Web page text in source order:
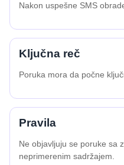
Nakon uspešne SMS
Ključna reč
Poruka mora da počne
Pravila
Ne objavljuju se poruke sa
neprimerenim sadržajem.